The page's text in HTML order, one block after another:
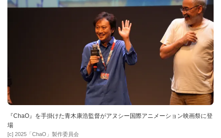
『ChaO』を手掛けた青木康浩監督がアヌシー国際アニメーション映画祭に登
場
[c] 2025「ChaO」製作委員会